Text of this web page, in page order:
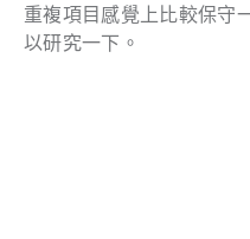
重複項目感覺上比較保守
以研究一下。